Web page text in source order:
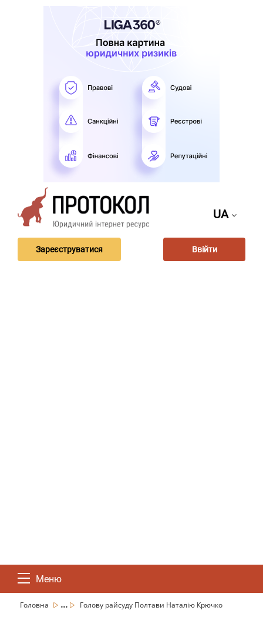
UA
Зареєструватися Ввійти
Меню
Головна ...
Голову райсуду Полтави Наталію Крючко